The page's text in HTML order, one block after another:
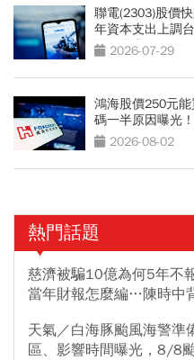
聯電(2303)股價
年資本支出上調
潛在需求
2026-07-29
鴻海股價250元
碼一半原因曝光
2026-08-02
熱門話題
慈濟被騙10億為何5年不
當年財報怎麼編…陳時中
天氣／白海豚颱風海警準
區、影響時間曝光，8/8